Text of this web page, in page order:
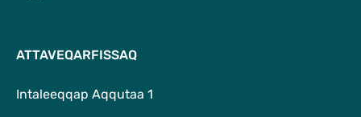
ATTAVEQARFISSAQ
Intaleeqqap Aqqutaa 1